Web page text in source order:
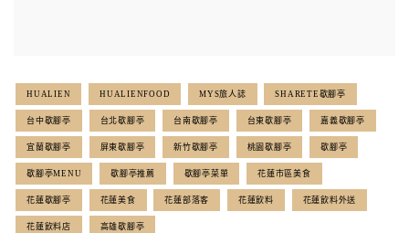
HUALIEN HUALIENFOOD MYS旅人誌 SHARETE歇腳亭
台中歇腳亭 台北歇腳亭 台南歇腳亭 台東歇腳亭 嘉義歇腳亭
宜蘭歇腳亭 屏東歇腳亭 新竹歇腳亭 桃園歇腳亭 歇腳亭
歇腳亭MENU 歇腳亭推薦 歇腳亭菜單 花蓮市區美食
花蓮歇腳亭 花蓮美食 花蓮部落客 花蓮飲料 花蓮飲料外送
花蓮飲料店 高雄歇腳亭